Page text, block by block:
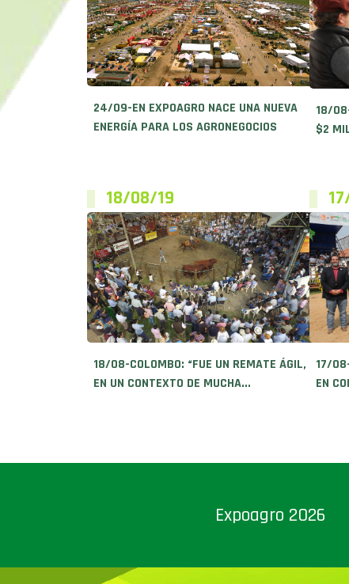
24/09-EN EXPOAGRO NACE UNA NUEVA
ENERGÍA PARA LOS AGRONEGOCIOS
18/
$2
18/08/19
18/08-COLOMBO: “FUE UN REMATE ÁGIL,
EN UN CONTEXTO DE MUCHA...
17/
EN
Expoagro 2026